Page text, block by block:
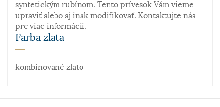
syntetickým rubínom. Tento prívesok Vám vieme
upraviť alebo aj inak modifikovať. Kontaktujte nás
pre viac informácii.
Farba zlata
kombinované zlato